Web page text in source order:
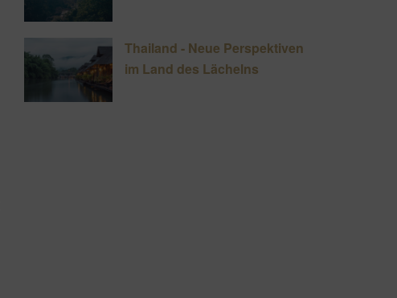
Thailand - Neue Perspektiven
im Land des Lächelns